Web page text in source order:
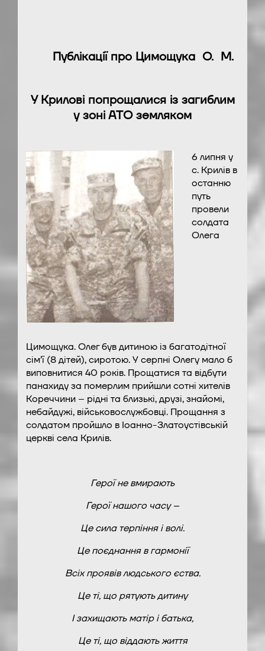
Публікації про Цимощука О. М.
У Крилові попрощалися із загиблим
у зоні АТО земляком
6 липня у
с. Крилів в
останню
путь
провели
солдата
Олега
Цимощука. Олег був дитиною із багатодітної
сім’ї (8 дітей), сиротою. У серпні Олегу мало б
виповнитися 40 років. Прощатися та відбути
панахиду за померлим прийшли сотні хителів
Кореччини – рідні та близькі, друзі, знайомі,
небайдужі, військовослужбовці. Прощання з
солдатом пройшло в Іоанно-Златоустівській
церкві села Крилів.
Герої не вмирають
Герої нашого часу –
Це сила терпіння і волі.
Це поєднання в гармонії
Всіх проявів людського єства.
Це ті, що рятують дитину
І захищають матір і батька,
Це ті, що віддають життя